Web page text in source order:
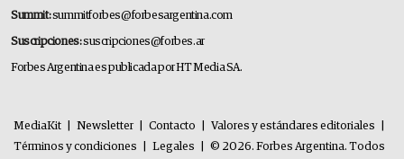
Summit:summitforbes@forbesargentina.com
Suscripciones:suscripciones@forbes.ar
Forbes Argentina es publicada por HT Media SA.
MediaKit Newsletter Contacto Valores y estándares editoriales
Términos y condiciones
Legales © 2026. Forbes Argentina. Todos